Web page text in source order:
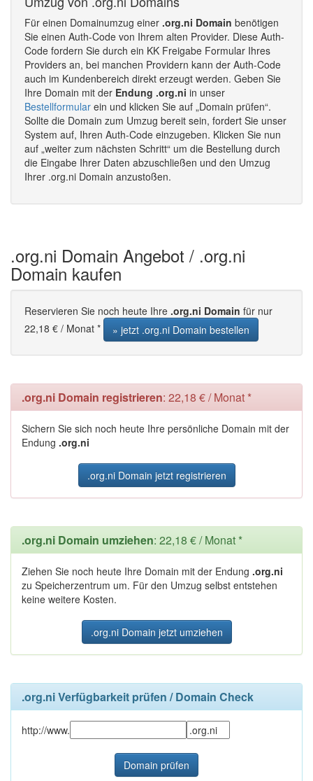
Für einen Domainumzug einer .org.ni Domain benötigen
Sie einen Auth-Code von Ihrem alten Provider. Diese Auth-
Code fordern Sie durch ein KK Freigabe Formular Ihres
Providers an, bei manchen Providern kann der Auth-Code
auch im Kundenbereich direkt erzeugt werden. Geben Sie
Ihre Domain mit der Endung .org.ni in unser
Bestellformular ein und klicken Sie auf „Domain prüfen“.
Sollte die Domain zum Umzug bereit sein, fordert Sie unser
System auf, Ihren Auth-Code einzugeben. Klicken Sie nun
auf „weiter zum nächsten Schritt“ um die Bestellung durch
die Eingabe Ihrer Daten abzuschließen und den Umzug
Ihrer .org.ni Domain anzustoßen.
.org.ni Domain Angebot / .org.ni
Domain kaufen
Reservieren Sie noch heute Ihre .org.ni Domain für nur
22,18 € / Monat *
» jetzt .org.ni Domain bestellen
.org.ni Domain registrieren: 22,18 € / Monat *
Sichern Sie sich noch heute Ihre persönliche Domain mit der
Endung .org.ni
.org.ni Domain jetzt registrieren
.org.ni Domain umziehen: 22,18 € / Monat *
Ziehen Sie noch heute Ihre Domain mit der Endung .org.ni
zu Speicherzentrum um. Für den Umzug selbst entstehen
keine weitere Kosten.
.org.ni Domain jetzt umziehen
.org.ni Verfügbarkeit prüfen / Domain Check
http://www.